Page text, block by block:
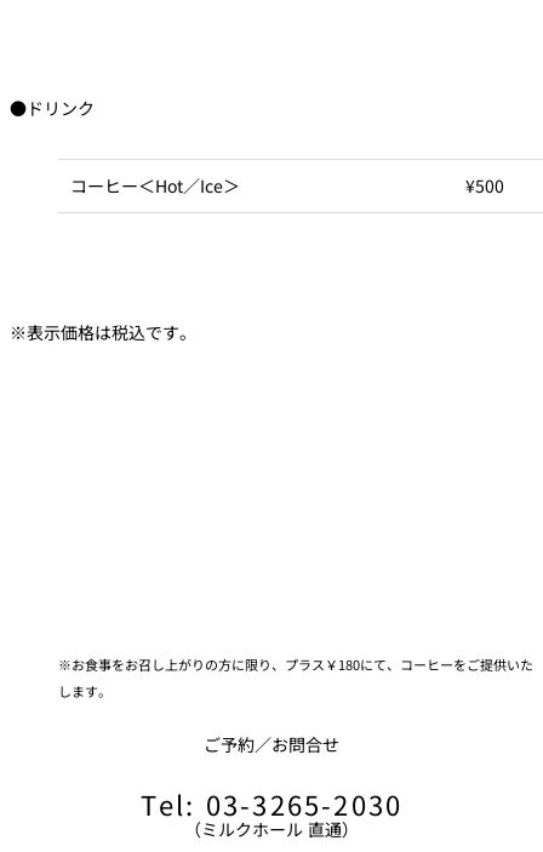
●ドリンク
コーヒー＜Hot／Ice＞ ¥500
※表示価格は税込です。
お食事をお召し上がりの方に限り、プラス￥180にて、コーヒーをご提供いた
します。
ご予約／お問合せ
Tel: 03-3265-2030
（ミルクホール 直通）